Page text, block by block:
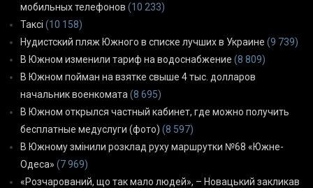
мобильных телефонов (10 233)
Таксі (10 158)
Нудистский пляж Южного в списке лучших в Украине (9 739)
В Южном изменили тариф на водоснабжение (8 809)
В Южном пойман на взятке свыше 4 тыс. долларов
начальник военкомата (8 695)
В Южном открылся частный кабинет, где можно получить
бесплатные медуслуги (фото) (8 597)
В Южному змінили розклад руху маршрутки №68 «Южне-
Одеса» (7 969)
«Розчарований, що так мало людей», – Новацький закликав